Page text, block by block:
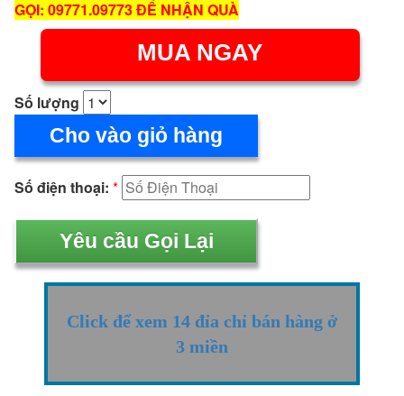
GỌI: 09771.09773 ĐỂ NHẬN QUÀ
MUA NGAY
Số lượng
Cho vào giỏ hàng
Số điện thoại: *
Click để xem 14 đỉa chỉ bán hàng ở
3 miền